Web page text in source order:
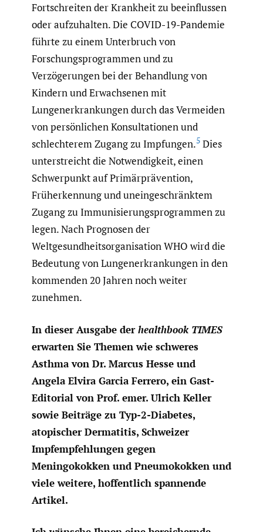
Fortschreiten der Krankheit zu beeinflussen
oder aufzuhalten. Die COVID-19-Pandemie
führte zu einem Unterbruch von
Forschungsprogrammen und zu
Verzögerungen bei der Behandlung von
Kindern und Erwachsenen mit
Lungenerkrankungen durch das Vermeiden
von persönlichen Konsultationen und
schlechterem Zugang zu Impfungen.5 Dies
unterstreicht die Notwendigkeit, einen
Schwerpunkt auf Primärprävention,
Früherkennung und uneingeschränktem
Zugang zu Immunisierungsprogrammen zu
legen. Nach Prognosen der
Weltgesundheitsorganisation WHO wird die
Bedeutung von Lungenerkrankungen in den
kommenden 20 Jahren noch weiter
zunehmen.
In dieser Ausgabe derhealthbook TIMES
erwarten Sie Themen wie schweres
Asthma von Dr. Marcus Hesse und
Angela Elvira Garcia Ferrero, ein Gast-
Editorial von Prof. emer. Ulrich Keller
sowie Beiträge zu Typ-2-Diabetes,
atopischer Dermatitis, Schweizer
Impfempfehlungen gegen
Meningokokken und Pneumokokken und
viele weitere, hoffentlich spannende
Artikel.